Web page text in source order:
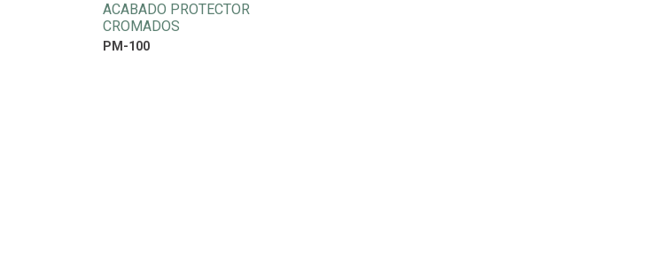
ACABADO PROTECTOR
CROMADOS
PM-100